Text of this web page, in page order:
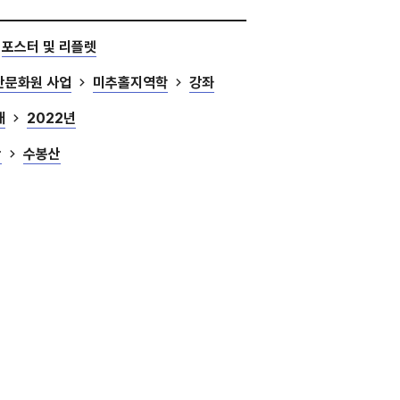
포스터 및 리플렛
문화원 사업 미추홀지역학 강좌
2022년
수봉산